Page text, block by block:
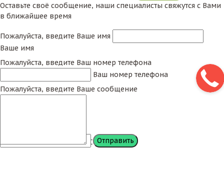
Оставьте своё сообщение, наши специалисты свяжутся с Вами
в ближайшее время
Пожалуйста, введите Ваше имя
Ваше имя
Пожалуйста, введите Ваш номер телефона
Ваш номер телефона
Пожалуйста, введите Ваше сообщение
Сообщение